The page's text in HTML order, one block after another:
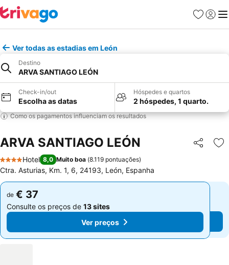
Favoritos
Iniciar
Ver todas as estadias em León
Destino
ARVA SANTIAGO LEÓN
Check-in/out
Escolha as datas
Hóspedes e quartos
2 hóspedes, 1 quarto.
Como os pagamentos influenciam os resultados
ARVA SANTIAGO LEÓN Partilhar
4 Estrelas
Hotel 8,0 Muito boa (8.119 pontuações)
Ctra. Asturias, Km. 1, 6, 24193, León, Espanha
de € 37
Consulte os preços de 13 sites
Ver preços
de € 37
Consulte os preços de 13 sites
Ver preços